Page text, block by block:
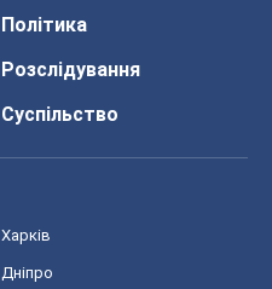
Політика
Розслідування
Суспільство
Харків
Дніпро